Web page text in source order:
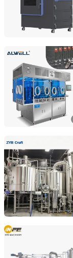
Shanghai
Shanghai,
Shandong Zeyu
Shandong,
NFE Machinery